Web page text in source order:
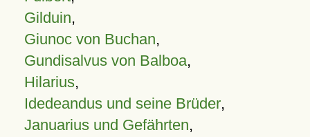
Gilduin,
Giunoc von Buchan,
Gundisalvus von Balboa,
Hilarius,
Idedeandus und seine Brüder,
Januarius und Gefährten,